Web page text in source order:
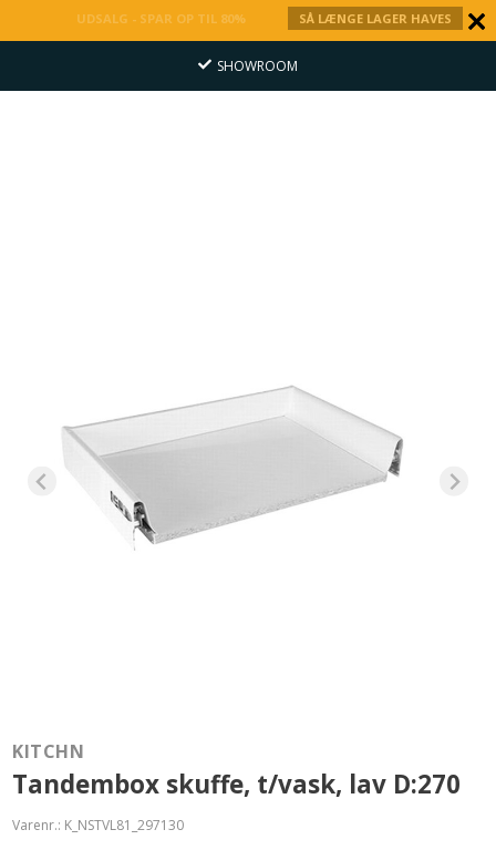
UDSALG - SPAR OP TIL 80% SÅ LÆNGE LAGER HAVES
SHOWROOM
KITCHN
Tandembox skuffe, t/vask, lav D:270
Varenr.: K_NSTVL81_297130